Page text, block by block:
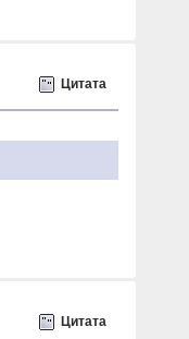
Цитата
Цитата